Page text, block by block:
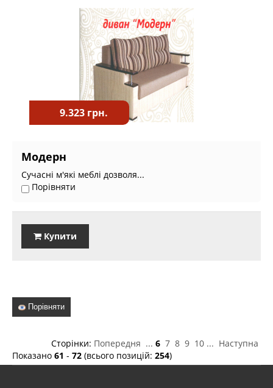
9.323 грн.
Модерн
Сучасні м'які меблі дозволя...
Порівняти
Купити
Порівняти
Сторінки: Попередня ... 6 7 8 9 10 ... Наступна
Показано 61 - 72 (всього позицій: 254)